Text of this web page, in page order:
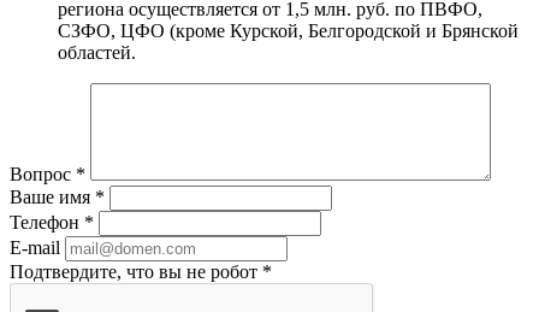
региона осуществляется от 1,5 млн. руб. по ПВФО,
СЗФО, ЦФО (кроме Курской, Белгородской и Брянской
областей.
Вопрос *
Ваше имя *
Телефон *
E-mail
Подтвердите, что вы не робот *